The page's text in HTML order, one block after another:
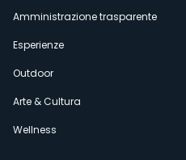
Amministrazione trasparente
Esperienze
Outdoor
Arte & Cultura
Wellness